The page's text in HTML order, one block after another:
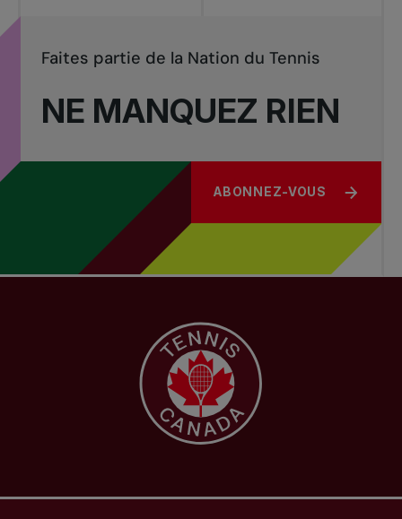
NE MANQUEZ RIEN
Faites partie de la Nation du Tennis
ABONNEZ-VOUS